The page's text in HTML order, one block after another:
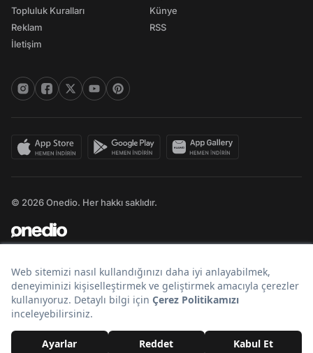
Topluluk Kuralları
Reklam
İletişim
Künye
RSS
© 2026 Onedio. Her hakkı saklıdır.
Bir markasıdır.